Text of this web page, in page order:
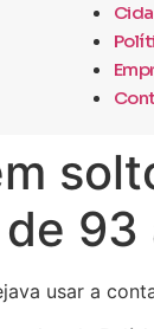
93
usar a